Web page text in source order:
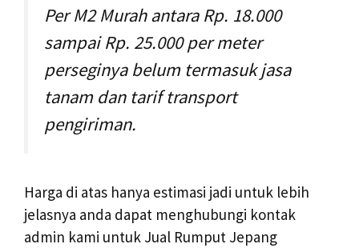
Per M2 Murah antara Rp. 18.000
sampai Rp. 25.000 per meter
perseginya belum termasuk jasa
tanam dan tarif transport
pengiriman.
Harga di atas hanya estimasi jadi untuk lebih
jelasnya anda dapat menghubungi kontak
admin kami untuk Jual Rumput Jepang